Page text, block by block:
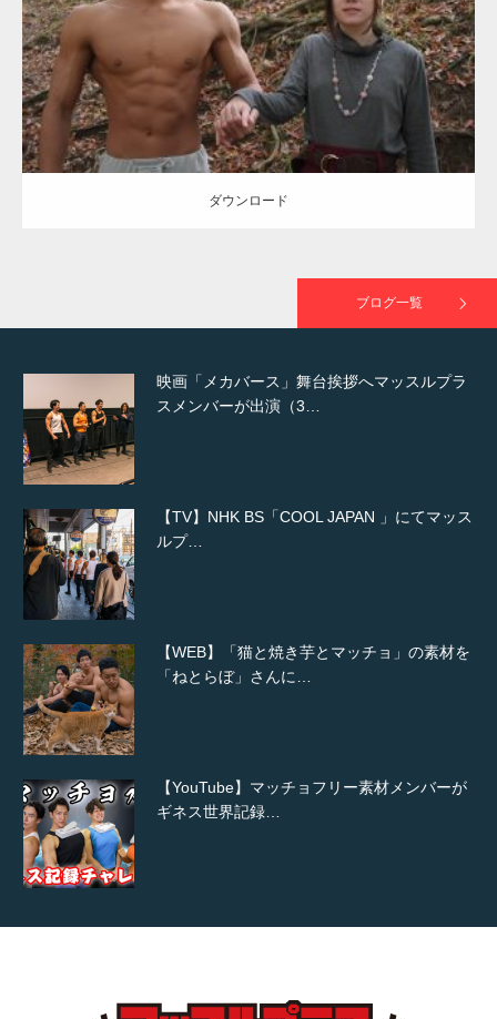
ダウンロード
ダウンロード
ブログ一覧
NHK「所さん！事件ですよ」に取材されまし
た（6/8放送）
映画「メカバース」舞台挨拶へマッスルプラ
スメンバーが出演（3…
【TV】NHK BS「COOL JAPAN 」にてマッス
ルプ…
【WEB】「猫と焼き芋とマッチョ」の素材を
「ねとらぼ」さんに…
【YouTube】マッチョフリー素材メンバーが
ギネス世界記録…
【TV】TBS番組「ひるおび」にてマッスルプ